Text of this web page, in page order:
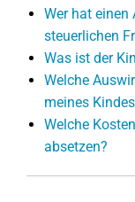
Wer hat
steuerlichen
Was ist der
Welche
meines
Welche
absetzen?